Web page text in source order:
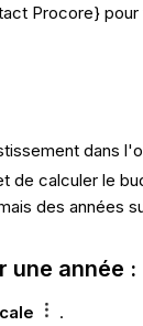
Procore} pour
dans
de calculer le
des années
une année :
.